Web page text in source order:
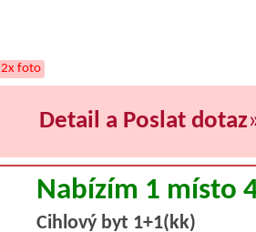
2x foto
Detail a Poslat dotaz
Nabízím 1 místo
Cihlový byt 1+1(kk)